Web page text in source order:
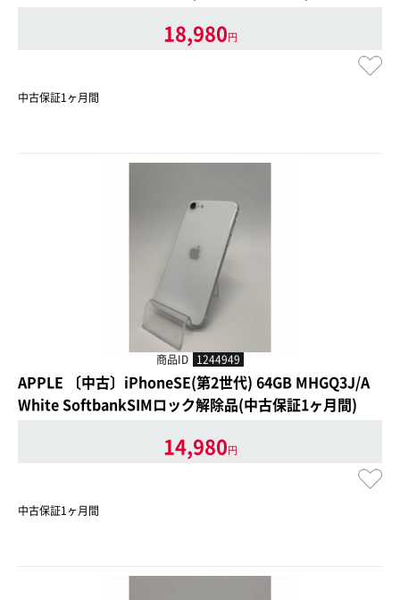
18,980円
中古保証1ヶ月間
商品ID 1244949
APPLE 〔中古〕iPhoneSE(第2世代) 64GB MHGQ3J/A
White SoftbankSIMロック解除品(中古保証1ヶ月間)
14,980円
中古保証1ヶ月間